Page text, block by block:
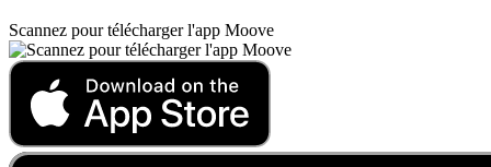
Scannez pour télécharger l'app Moove